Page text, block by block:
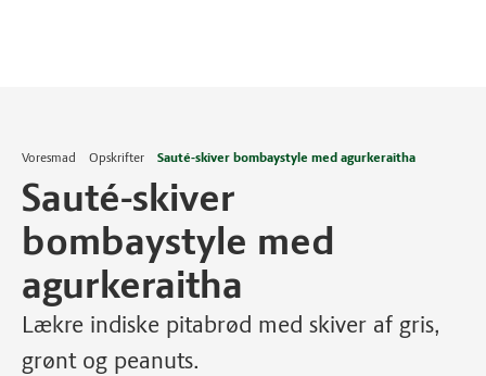
Voresmad Opskrifter Sauté-skiver bombaystyle med agurkeraitha
Sauté-skiver
bombaystyle med
agurkeraitha
Lækre indiske pitabrød med skiver af gris,
grønt og peanuts.